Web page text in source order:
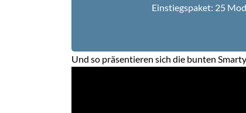
Einstiegspaket: 25
Und so präsentieren sich die bunten